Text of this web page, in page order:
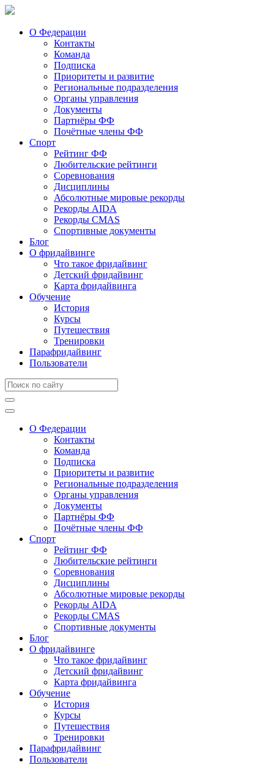
О Федерации
Контакты
Команда
Подписка
Приоритеты и развитие
Региональные подразделения
Органы управления
Документы
Партнёры ФФ
Почётные члены ФФ
Спорт
Рейтинг ФФ
Любительские рейтинги
Соревнования
Дисциплины
Абсолютные мировые рекорды
Рекорды AIDA
Рекорды CMAS
Спортивные документы
Блог
О фридайвинге
Что такое фридайвинг
Детский фридайвинг
Карта фридайвинга
Обучение
История
Курсы
Путешествия
Тренировки
Парафридайвинг
Пользователи
О Федерации
Контакты
Команда
Подписка
Приоритеты и развитие
Региональные подразделения
Органы управления
Документы
Партнёры ФФ
Почётные члены ФФ
Спорт
Рейтинг ФФ
Любительские рейтинги
Соревнования
Дисциплины
Абсолютные мировые рекорды
Рекорды AIDA
Рекорды CMAS
Спортивные документы
Блог
О фридайвинге
Что такое фридайвинг
Детский фридайвинг
Карта фридайвинга
Обучение
История
Курсы
Путешествия
Тренировки
Парафридайвинг
Пользователи